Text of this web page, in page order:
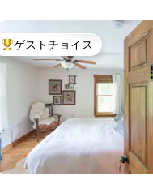
大好評のゲストチョイスです。
ゲストチョイス